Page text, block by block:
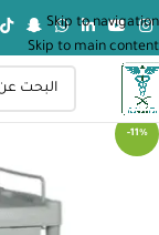
Skip to navigation
Skip to main content
-11%